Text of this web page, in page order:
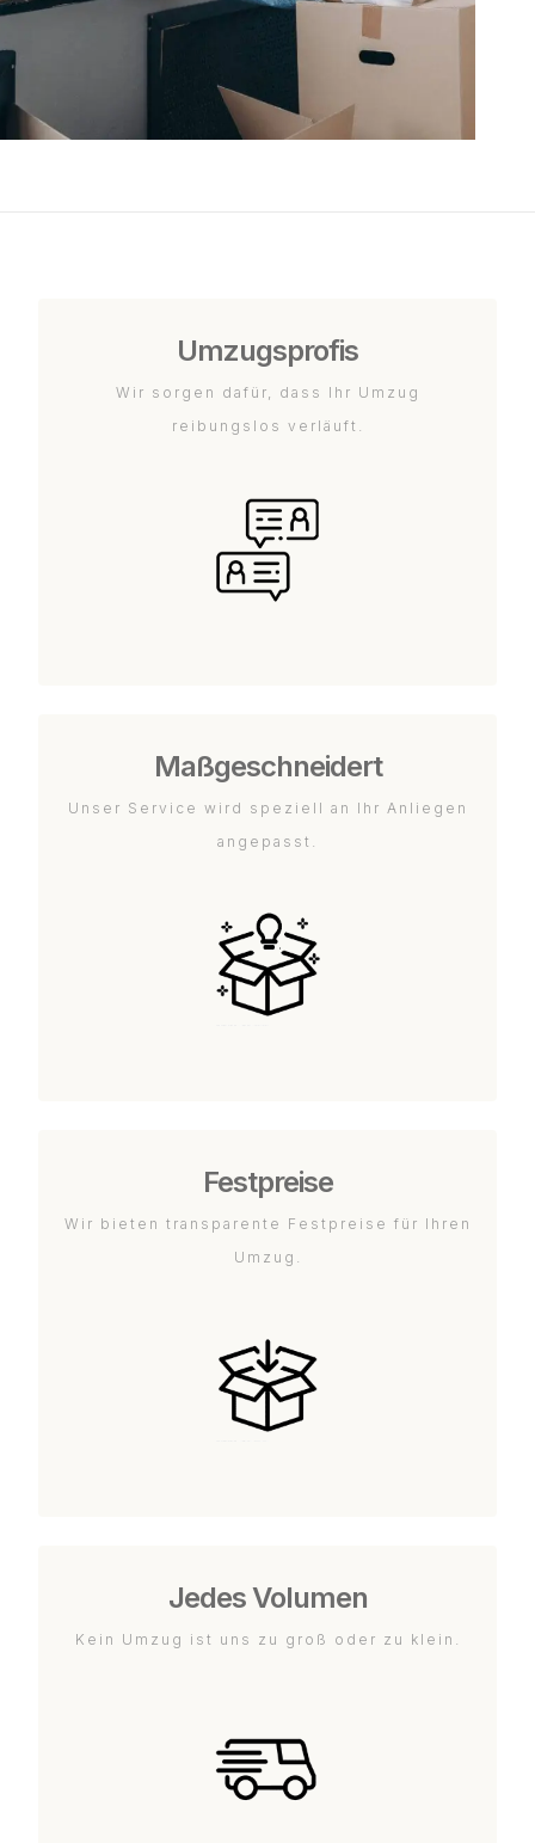
Umzugsprofis
Wir sorgen dafür, dass Ihr Umzug
reibungslos verläuft.
Maßgeschneidert
Unser Service wird speziell an Ihr Anliegen
angepasst.
Festpreise
Wir bieten transparente Festpreise für Ihren
Umzug.
Jedes Volumen
Kein Umzug ist uns zu groß oder zu klein.